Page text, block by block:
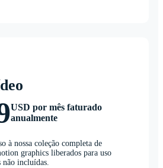
USD por mês faturado
anualmente
à nossa coleção completa de
graphics liberados para uso
não incluídas.